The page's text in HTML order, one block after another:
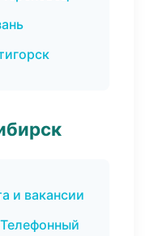
и вакансии